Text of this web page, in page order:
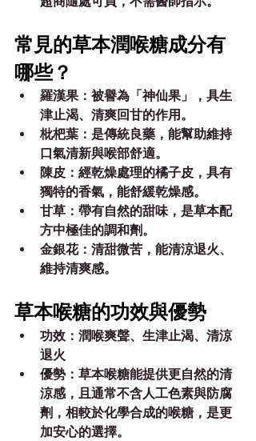
常見的草本潤喉糖成分有
哪些？
羅漢果：被譽為「神仙果」，具生
津止渴、清爽回甘的作用。
枇杷葉：是傳統良藥，能幫助維持
口氣清新與喉部舒適。
陳皮：經乾燥處理的橘子皮，具有
獨特的香氣，能舒緩乾燥感。
甘草：帶有自然的甜味，是草本配
方中極佳的調和劑。
金銀花：清甜微苦，能清涼退火、
維持清爽感。
草本喉糖的功效與優勢
功效：潤喉爽聲、生津止渴、清涼
退火
優勢：草本喉糖能提供更自然的清
涼感，且通常不含人工色素與防腐
劑，相較於化學合成的喉糖，是更
加安心的選擇。